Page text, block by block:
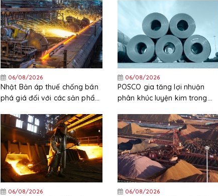
06/08/2026
Nhật Bản áp thuế chống bán
phá giá đối với các sản phẩm
Trung Quốc và Hàn Quốc
06/08/2026
POSCO gia tăng lợi nhuận
phân khúc luyện kim trong
06/08/2026 06/08/2026